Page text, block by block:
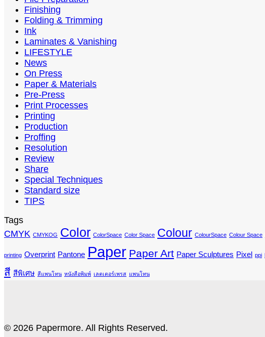
Finishing
Folding & Trimming
Ink
Laminates & Vanishing
LIFESTYLE
News
On Press
Paper & Materials
Pre-Press
Print Processes
Printing
Production
Proffing
Resolution
Review
Share
Special Techniques
Standard size
TIPS
Tags
CMYK CMYKOG Color ColorSpace Color Space Colour ColourSpace Colour Space
printing Overprint Pantone Paper Paper Art Paper Sculptures Pixel ppi
สี สีพิเศษ สีแพนโทน หนังสือพิมพ์ เลตเตอร์เพรส แพนโทน
© 2026 Papermore. All Rights Reserved.